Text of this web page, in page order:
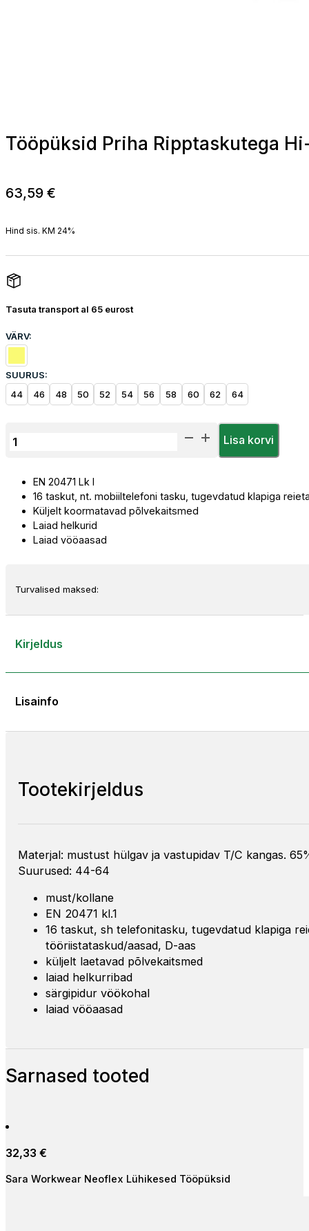
Tööpüksid Priha Ripptaskutega
63,59 €
Hind sis. KM 24%
Tasuta transport al 65 eurost
VÄRV:
SUURUS:
44
46 48 50 52 54 56 58 60 62 64
Tööpüksid
Hi-
Vis
kogus
Lisa korvi
EN 20471 Lk I
16 taskut, nt. mobiiltelefoni tasku, tugevdatud klapiga
Küljelt koormatavad põlvekaitsmed
Laiad helkurid
Laiad vööaasad
Turvalised maksed:
Kirjeldus
Lisainfo
Tootekirjeldus
Materjal: mustust hülgav ja vastupidav T/C kangas.
Suurused: 44-64
must/kollane
EN 20471 kl.1
16 taskut, sh telefonitasku, tugevdatud klapiga
tööriistataskud/aasad, D-aas
küljelt laetavad põlvekaitsmed
laiad helkurribad
särgipidur vöökohal
laiad vööaasad
Sarnased tooted
32,33 €
Sara Workwear Neoflex Lühikesed Tööpüksid